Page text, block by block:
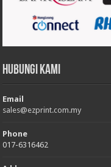
Hubungi Kami
Email
sales@ezprint.com.my
Phone
017-6316462